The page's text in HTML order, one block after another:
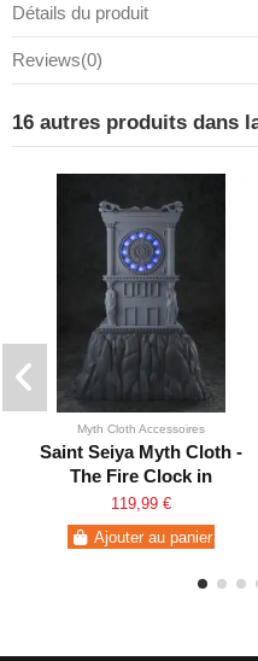
Détails du produit
Reviews(0)
16 autres produits dans
Myth Cloth Accessoires
Saint Seiya Myth Cloth -
The Fire Clock in
Sanctuary
119,99 €
Ajouter au panier